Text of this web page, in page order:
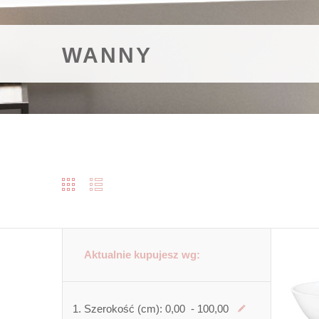
WANNY
Aktualnie kupujesz wg:
Szerokość (cm): 0,00 - 100,00